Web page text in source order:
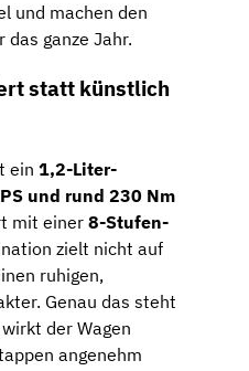
und machen den
ganze Jahr.
statt künstlich
ein 1,2-Liter-
und rund 230 Nm
mit einer 8-Stufen-
zielt nicht auf
ruhigen,
Genau das steht
der Wagen
angenehm